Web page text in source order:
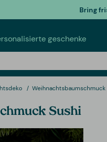
Bring
geschenke
Weihnachtsbaumschmuck
Sushi